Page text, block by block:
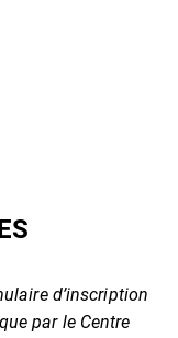
d’inscription
par le Centre